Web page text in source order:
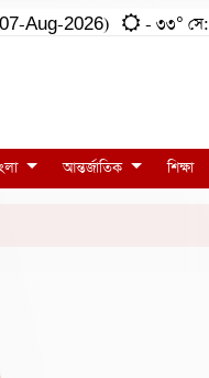
(07-Aug-2026) - ৩৩° সে:
আন্তর্জাতিক শিক্ষা